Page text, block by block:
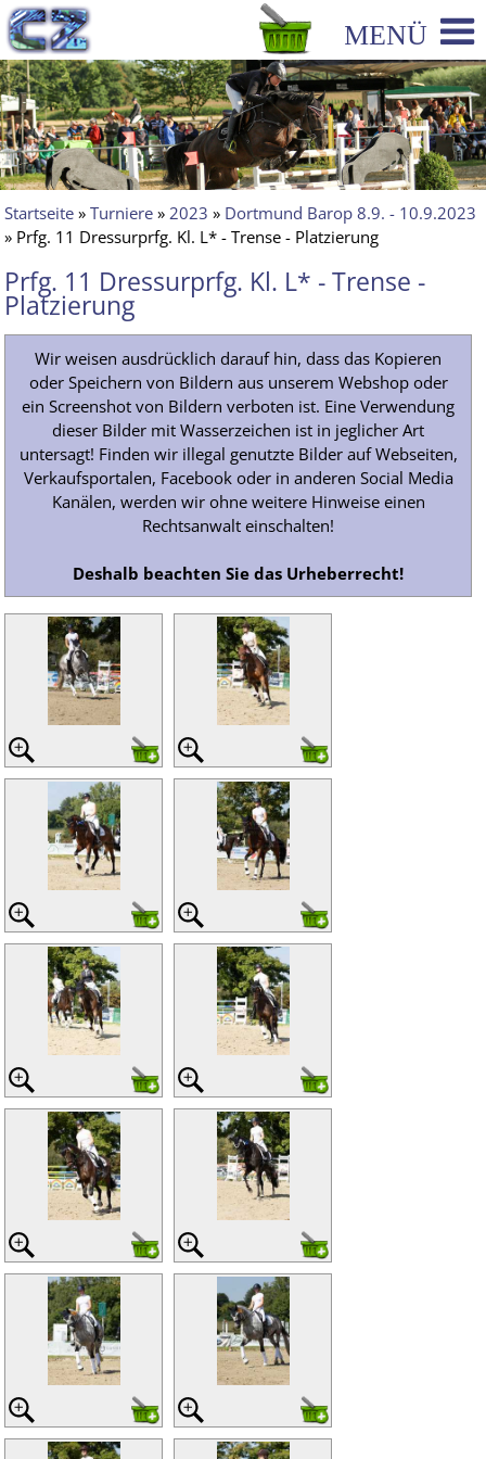
Startseite »Turniere »2023 » Dortmund Barop 8.9. - 10.9.2023
» Prfg. 11 Dressurprfg. Kl. L* - Trense - Platzierung
Prfg. 11 Dressurprfg. Kl. L* - Trense -
Platzierung
Wir weisen ausdrücklich darauf hin, dass das Kopieren
oder Speichern von Bildern aus unserem Webshop oder
ein Screenshot von Bildern verboten ist. Eine Verwendung
dieser Bilder mit Wasserzeichen ist in jeglicher Art
untersagt! Finden wir illegal genutzte Bilder auf Webseiten,
Verkaufsportalen, Facebook oder in anderen Social Media
Kanälen, werden wir ohne weitere Hinweise einen
Rechtsanwalt einschalten!
Deshalb beachten Sie das Urheberrecht!